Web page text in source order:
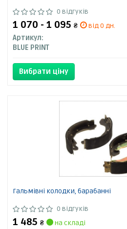
0 відгуків
1 070 - 1 095 ₴
від 0 дн.
Артикул:
BLUE PRINT
Вибрати ціну
Гальмівні колодки, барабанні
0 відгуків
1 485 ₴
на складі